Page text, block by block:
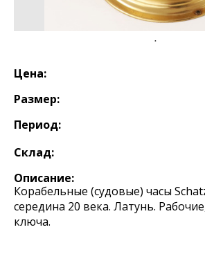
Цена:
Размер:
Период:
Склад:
Описание:
Корабельные (судовые) часы
середина 20 века. Латунь.
ключа.